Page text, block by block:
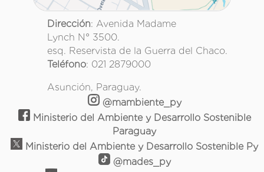
Dirección: Avenida Madame
Lynch N° 3500.
esq. Reservista de la Guerra del Chaco.
Teléfono: 021 2879000
Asunción, Paraguay.
@mambiente_py
Ministerio del Ambiente y Desarrollo Sostenible
Paraguay
Ministerio del Ambiente y Desarrollo Sostenible Py
@mades_py